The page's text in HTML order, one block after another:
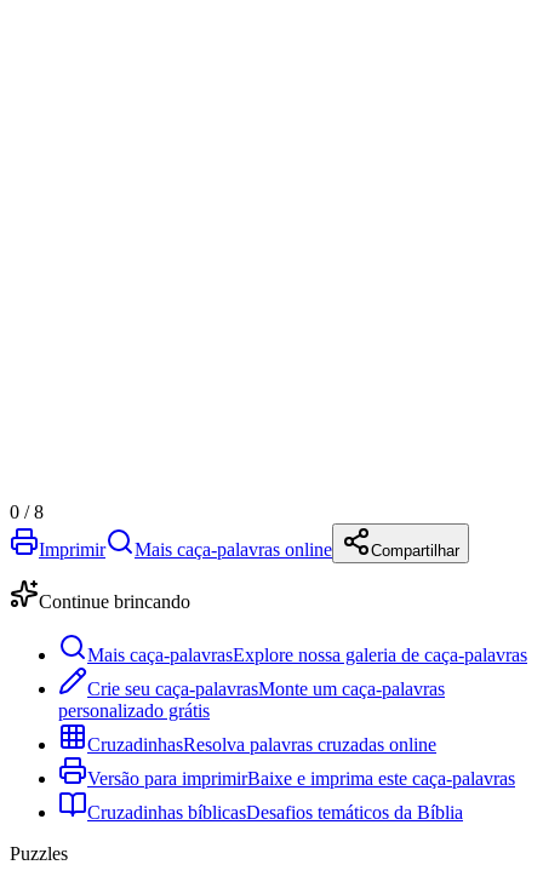
0 /8
Imprimir
Mais caça-palavras online Compartilhar
Continue brincando
Mais caça-palavrasExplore nossa galeria de caça-palavras
Crie seu caça-palavrasMonte um caça-palavras
personalizado grátis
CruzadinhasResolva palavras cruzadas online
Versão para imprimirBaixe e imprima este caça-palavras
Cruzadinhas bíblicasDesafios temáticos da Bíblia
Puzzles